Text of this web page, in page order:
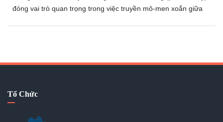
đóng vai trò quan trọng trong việc truyền mô-men xoắn giữa
Tổ Chức